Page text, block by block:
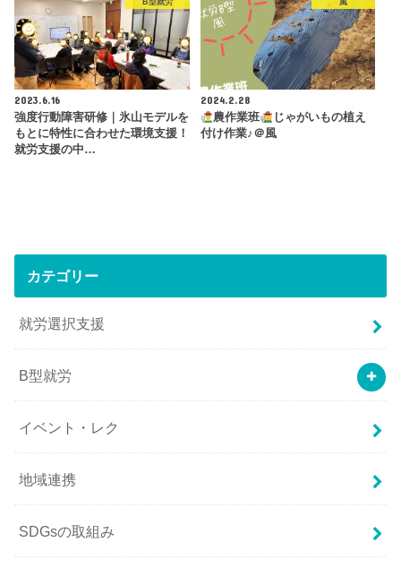
B型就労
2023.6.16
強度行動障害研修｜氷山モデルを
もとに特性に合わせた環境支援！
就労支援の中…
風
2024.2.28
農作業班
じゃがいもの植え
付け作業♪＠風
カテゴリー
就労選択支援
B型就労
イベント・レク
地域連携
SDGsの取組み